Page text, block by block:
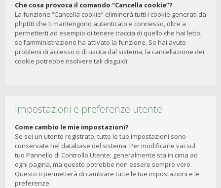
Che cosa provoca il comando “Cancella cookie”?
La funzione “Cancella cookie” eliminerà tutti i cookie generati da
phpBB che ti mantengono autenticato e connesso, oltre a
permetterti ad esempio di tenere traccia di quello che hai letto,
se l’amministrazione ha attivato la funzione. Se hai avuto
problemi di accesso o di uscita dal sistema, la cancellazione dei
cookie potrebbe risolvere tali disguidi.
Impostazioni e preferenze utente
Come cambio le mie impostazioni?
Se sei un utente registrato, tutte le tue impostazioni sono
conservate nel database del sistema. Per modificarle vai sul
tuo Pannello di Controllo Utente; generalmente sta in cima ad
ogni pagina, ma questo potrebbe non essere sempre vero.
Questo ti permetterà di cambiare tutte le tue impostazioni e le
preferenze.